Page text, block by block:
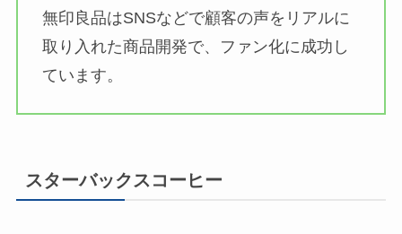
無印良品はSNSなどで顧客の声をリアルに
取り入れた商品開発で、ファン化に成功し
ています。
スターバックスコーヒー